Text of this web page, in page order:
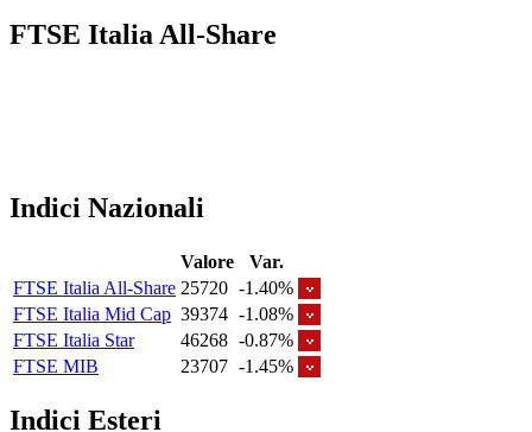
FTSE Italia All-Share
Indici Nazionali
Valore
Var.
FTSE Italia All-Share 25720 -1.40%
FTSE Italia Mid Cap 39374 -1.08%
FTSE Italia Star
46268 -0.87%
FTSE MIB
23707 -1.45%
Indici Esteri